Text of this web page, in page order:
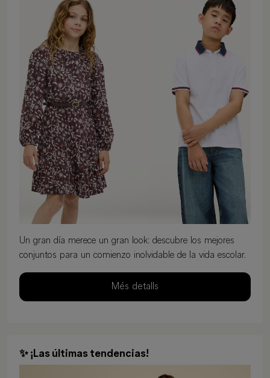
Un gran día merece un gran look: descubre los mejores
conjuntos para un comienzo inolvidable de la vida escolar.
Més detalls
✨ ¡Las últimas tendencias!